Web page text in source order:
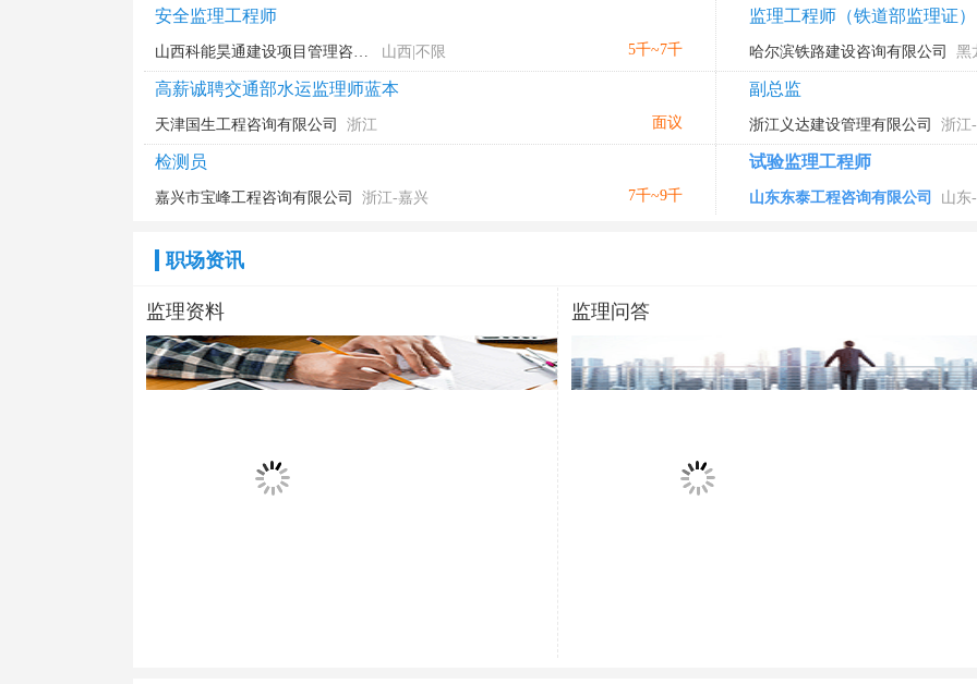
安全监理工程师
山西科能昊通建设项目管理咨询有限公司 山西|不限 5千~7千
监理工程师（铁道部监理证）
哈尔滨铁路建设咨询有限公司 黑
高薪诚聘交通部水运监理师蓝本
天津国生工程咨询有限公司 浙江 面议
副总监
浙江义达建设管理有限公司 浙江
检测员
嘉兴市宝峰工程咨询有限公司 浙江-嘉兴 7千~9千
试验监理工程师
山东东泰工程咨询有限公司
山东
职场资讯
监理资料 监理问答